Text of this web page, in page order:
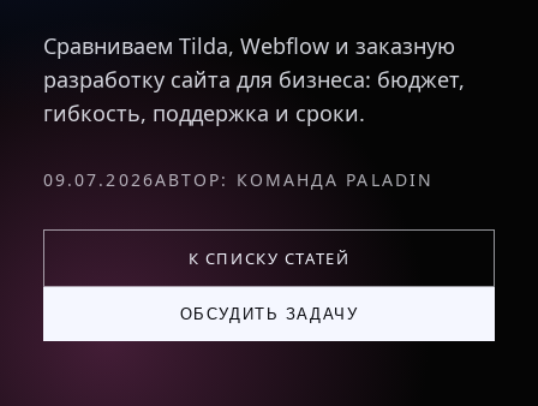
Сравниваем Tilda, Webflow и заказную
разработку сайта для бизнеса: бюджет,
гибкость, поддержка и сроки.
09.07.2026АВТОР: КОМАНДА PALADIN
К СПИСКУ СТАТЕЙ
ОБСУДИТЬ ЗАДАЧУ